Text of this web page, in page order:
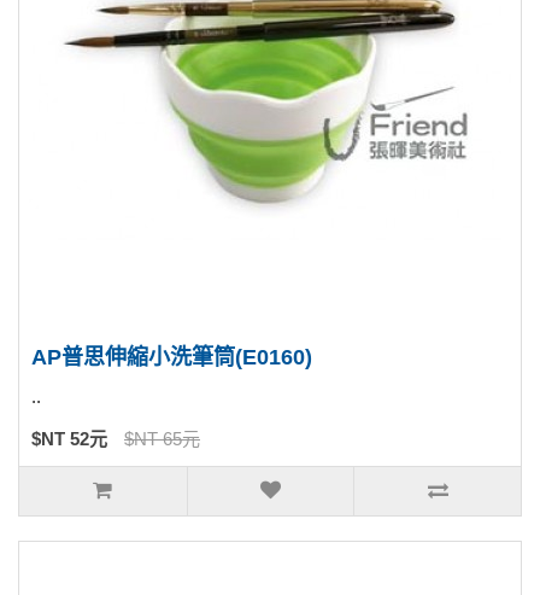
AP普思伸縮小洗筆筒(E0160)
..
$NT 52元 $NT 65元